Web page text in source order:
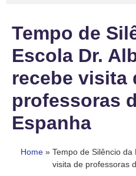
Tempo de
Escola Dr.
recebe visita
professoras
Espanha
Home » Tempo de Silêncio da
visita de professoras